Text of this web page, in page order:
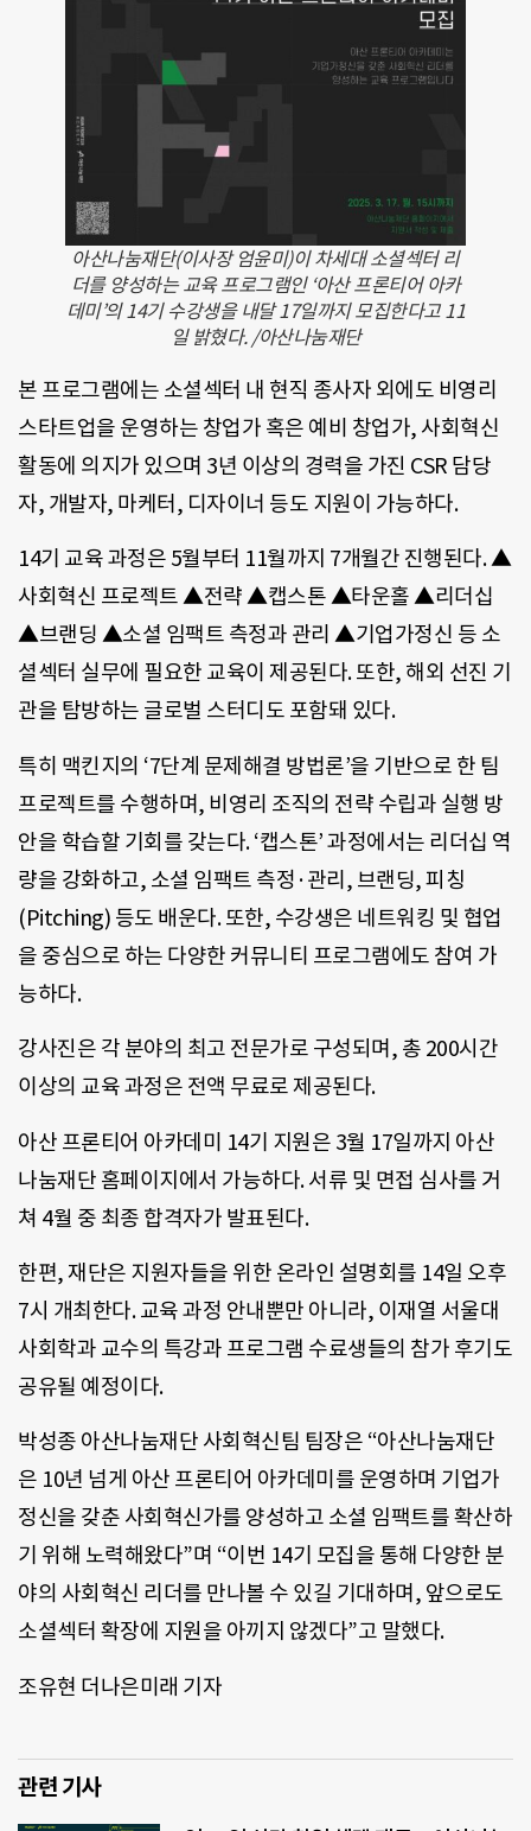
아산나눔재단(이사장 엄윤미)이 차세대 소셜섹터 리
더를 양성하는 교육 프로그램인 ‘아산 프론티어 아카
데미’의 14기 수강생을 내달 17일까지 모집한다고 11
일 밝혔다. /아산나눔재단
본 프로그램에는 소셜섹터 내 현직 종사자 외에도 비영리
스타트업을 운영하는 창업가 혹은 예비 창업가, 사회혁신
활동에 의지가 있으며 3년 이상의 경력을 가진 CSR 담당
자, 개발자, 마케터, 디자이너 등도 지원이 가능하다.
14기 교육 과정은 5월부터 11월까지 7개월간 진행된다. ▲
사회혁신 프로젝트 ▲전략 ▲캡스톤 ▲타운홀 ▲리더십
▲브랜딩 ▲소셜 임팩트 측정과 관리 ▲기업가정신 등 소
셜섹터 실무에 필요한 교육이 제공된다. 또한, 해외 선진 기
관을 탐방하는 글로벌 스터디도 포함돼 있다.
특히 맥킨지의 ‘7단계 문제해결 방법론’을 기반으로 한 팀
프로젝트를 수행하며, 비영리 조직의 전략 수립과 실행 방
안을 학습할 기회를 갖는다. ‘캡스톤’ 과정에서는 리더십 역
량을 강화하고, 소셜 임팩트 측정·관리, 브랜딩, 피칭
(Pitching) 등도 배운다. 또한, 수강생은 네트워킹 및 협업
을 중심으로 하는 다양한 커뮤니티 프로그램에도 참여 가
능하다.
강사진은 각 분야의 최고 전문가로 구성되며, 총 200시간
이상의 교육 과정은 전액 무료로 제공된다.
아산 프론티어 아카데미 14기 지원은 3월 17일까지 아산
나눔재단 홈페이지에서 가능하다. 서류 및 면접 심사를 거
쳐 4월 중 최종 합격자가 발표된다.
한편, 재단은 지원자들을 위한 온라인 설명회를 14일 오후
7시 개최한다. 교육 과정 안내뿐만 아니라, 이재열 서울대
사회학과 교수의 특강과 프로그램 수료생들의 참가 후기도
공유될 예정이다.
박성종 아산나눔재단 사회혁신팀 팀장은 “아산나눔재단
은 10년 넘게 아산 프론티어 아카데미를 운영하며 기업가
정신을 갖춘 사회혁신가를 양성하고 소셜 임팩트를 확산하
기 위해 노력해왔다”며 “이번 14기 모집을 통해 다양한 분
야의 사회혁신 리더를 만나볼 수 있길 기대하며, 앞으로도
소셜섹터 확장에 지원을 아끼지 않겠다”고 말했다.
조유현 더나은미래 기자
관련 기사